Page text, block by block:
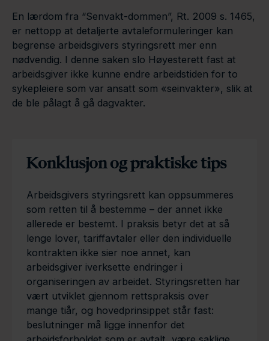
En lærdom fra “Senvakt-dommen”, Rt. 2009 s. 1465,
er nettopp at detaljerte avtaleformuleringer kan
begrense arbeidsgivers styringsrett mer enn
nødvendig. I denne saken slo Høyesterett fast at
arbeidsgiver ikke kunne endre arbeidstiden for to
sykepleiere som var ansatt som «seinvakter», slik at
de ble pålagt å gå dagvakter.
Konklusjon og praktiske tips
Arbeidsgivers styringsrett kan oppsummeres
som retten til å bestemme – der annet ikke
allerede er bestemt. I praksis betyr det at så
lenge lover, tariffavtaler eller den individuelle
kontrakten ikke sier noe annet, kan
arbeidsgiver iverksette endringer i
organiseringen av arbeidet. Styringsretten har
vært utviklet gjennom rettspraksis over
mange tiår, og hovedprinsippet står fast:
beslutninger må ligge innenfor det